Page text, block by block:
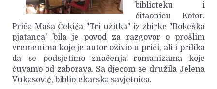
biblioteku i
čitaonicu Kotor.
Priča Maša Čekića "Tri užitka" iz zbirke "Bokeška
pjatanca" bila je povod za razgovor o prošlim
vremenima koje je autor oživio u priči, ali i prilika
da se podsjetimo značenja romanizama koje
čuvamo od zaborava. Sa djecom se družila Jelena
Vukasović, bibliotekarska savjetnica.